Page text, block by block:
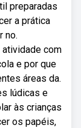
preparadas
a prática
no.
com
e por que
áreas da.
lúdicas e
às crianças
os papéis,